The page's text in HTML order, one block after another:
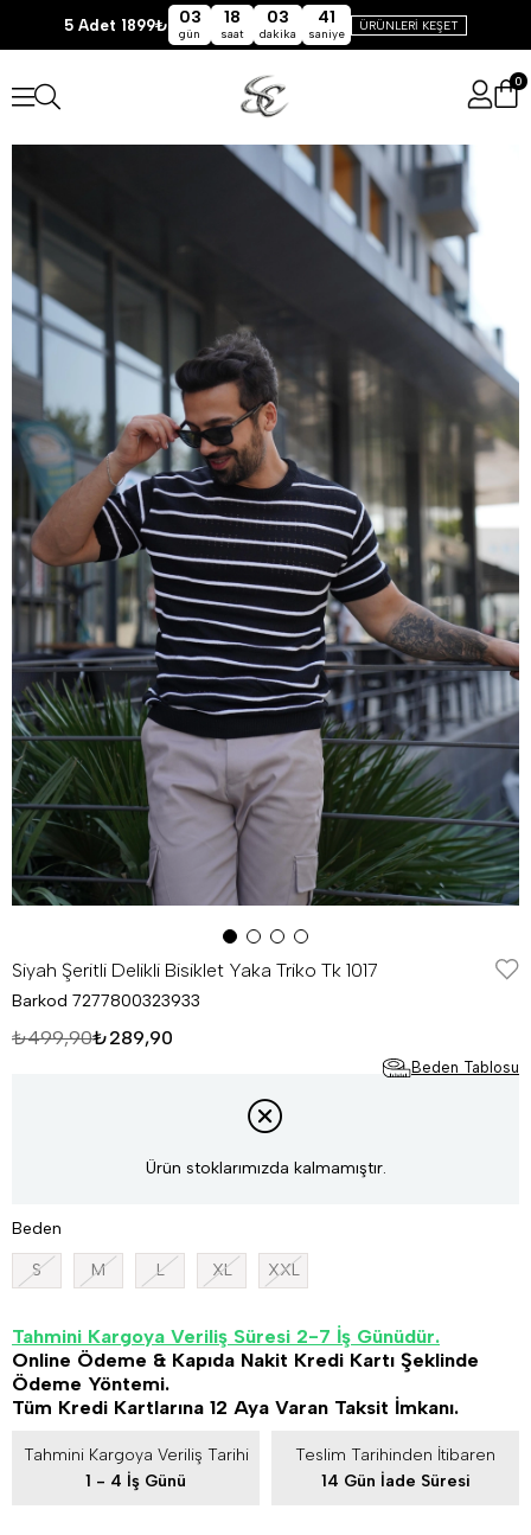
5 Adet 1899₺ 03
gün
18
saat
03
dakika
41
saniye
ÜRÜNLERİ KEŞET
0
Siyah Şeritli Delikli Bisiklet Yaka Triko Tk 1017
Barkod 7277800323933
₺499,90₺289,90
Beden Tablosu
Ürün stoklarımızda kalmamıştır.
Beden
S M L XL XXL
Tahmini Kargoya Veriliş Süresi 2-7 İş Günüdür.
Online Ödeme & Kapıda Nakit Kredi Kartı Şeklinde
Ödeme Yöntemi.
Tüm Kredi Kartlarına 12 Aya Varan Taksit İmkanı.
Tahmini Kargoya Veriliş Tarihi
1 - 4 İş Günü
Teslim Tarihinden İtibaren
14 Gün İade Süresi